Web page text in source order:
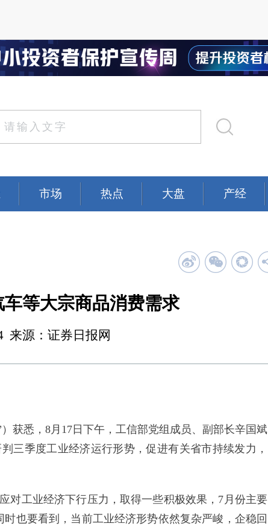
市场 热点 大盘 产经
等大宗商品消费需求
来源：证券日报网
悉，8月17日下午，工信部党组成员、副部长辛国斌
三季度工业经济运行形势，促进有关省市持续发力，
工业经济下行压力，取得一些积极效果，7月份主要
也要看到，当前工业经济形势依然复杂严峻，企稳回